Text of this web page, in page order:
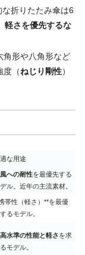
な折りたたみ傘は6
軽さを優先するな
角形や八角形など
度（ねじり剛性）
な用途
への耐性を最優先する
ル。近年の主流素材。
帯性（軽さ）**を最優
るモデル。
水準の性能と軽さ を求
モデル。